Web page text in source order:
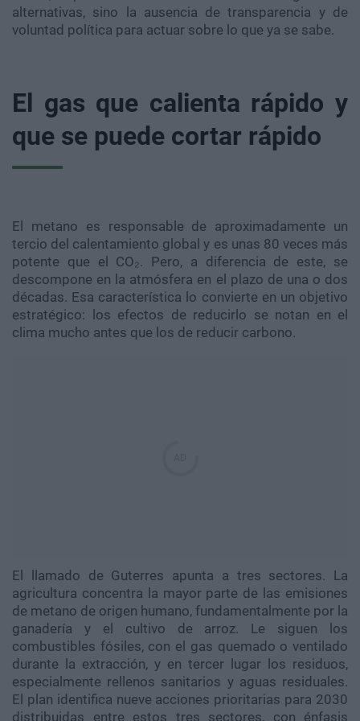
alternativas, sino la ausencia de transparencia y de
voluntad política para actuar sobre lo que ya se sabe.
El gas que calienta rápido y
que se puede cortar rápido
El metano es responsable de aproximadamente un
tercio del calentamiento global y es unas 80 veces más
potente que el CO₂. Pero, a diferencia de este, se
descompone en la atmósfera en el plazo de una o dos
décadas. Esa característica lo convierte en un objetivo
estratégico: los efectos de reducirlo se notan en el
clima mucho antes que los de reducir carbono.
El llamado de Guterres apunta a tres sectores. La
agricultura concentra la mayor parte de las emisiones
de metano de origen humano, fundamentalmente por la
ganadería y el cultivo de arroz. Le siguen los
combustibles fósiles, con el gas quemado o ventilado
durante la extracción, y en tercer lugar los residuos,
especialmente rellenos sanitarios y aguas residuales.
El plan identifica nueve acciones prioritarias para 2030
distribuidas entre estos tres sectores, con énfasis